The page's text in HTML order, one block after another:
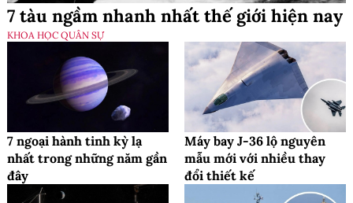
7 tàu ngầm nhanh nhất thế giới hiện nay
KHOA HỌC QUÂN SỰ
7 ngoại hành tinh kỳ lạ
nhất trong những năm gần
đây
Máy bay J-36 lộ nguyên
mẫu mới với nhiều thay
đổi thiết kế